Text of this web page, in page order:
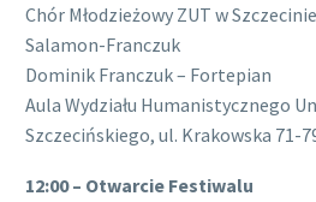
Chór Młodzieżowy ZUT w
Salamon-Franczuk
Dominik Franczuk – Fortepian
Aula Wydziału Humanistycznego
Szczecińskiego, ul. Krakowska 71-
12:00 – Otwarcie Festiwalu